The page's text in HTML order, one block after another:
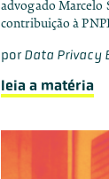
advogado Marcelo
contribuição à
porData Privacy
leia a matéria